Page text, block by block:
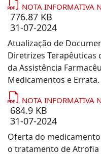
NOTA INFORMATIVA
776.87 KB
31-07-2024
Atualização de
Diretrizes Terapêuticas
da Assistência
Medicamentos e Errata.
NOTA INFORMATIVA
684.9 KB
31-07-2024
Oferta do
o tratamento de